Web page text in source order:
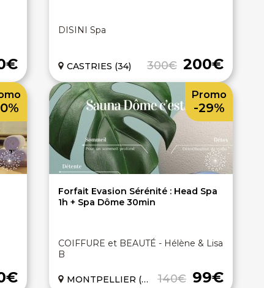
DISINI Spa
300€ 200€
CASTRIES (34)
Forfait Evasion Sérénité : Head Spa
1h + Spa Dôme 30min
COIFFURE et BEAUTÉ - Hélène & Lisa
B
140€ 99€
MONTPELLIER (34)
Promo
-29%